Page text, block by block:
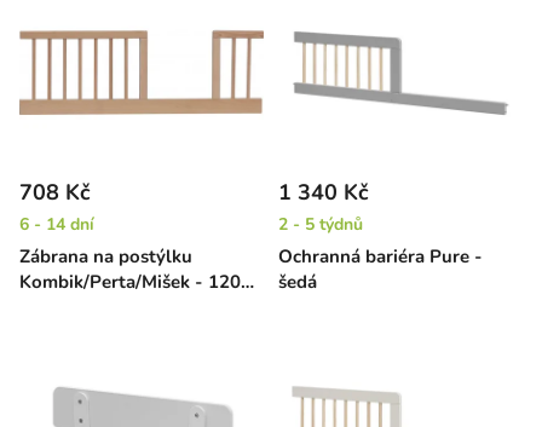
Zábrana na postýlku
Kombik/Perta/Mišek - 120
708 Kč
6 - 14 dní
Ochranná bariéra Pure -
šedá
1 340 Kč
2 - 5 týdnů